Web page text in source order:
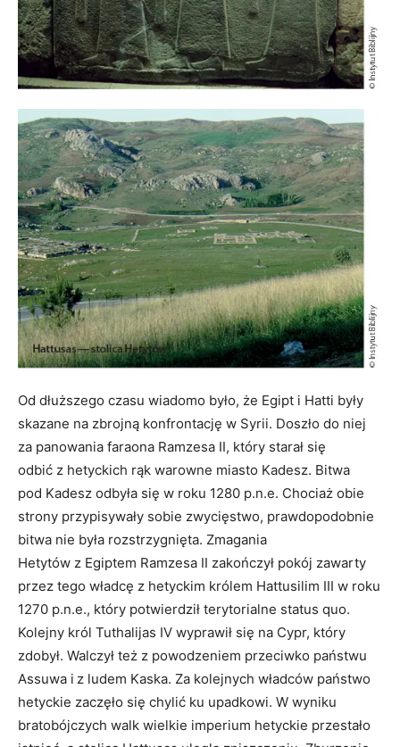
Od dłuższego czasu wiadomo było, że Egipt i Hatti były
skazane na zbrojną konfrontację w Syrii. Doszło do niej
za panowania faraona Ramzesa II, który starał się
odbić z hetyckich rąk warowne miasto Kadesz. Bitwa
pod Kadesz odbyła się w roku 1280 p.n.e. Chociaż obie
strony przypisywały sobie zwycięstwo, prawdopodobnie
bitwa nie była rozstrzygnięta. Zmagania
Hetytów z Egiptem Ramzesa II zakończył pokój zawarty
przez tego władcę z hetyckim królem Hattusilim III w roku
1270 p.n.e., który potwierdził terytorialne status quo.
Kolejny król Tuthalijas IV wyprawił się na Cypr, który
zdobył. Walczył też z powodzeniem przeciwko państwu
Assuwa i z ludem Kaska. Za kolejnych władców państwo
hetyckie zaczęło się chylić ku upadkowi. W wyniku
bratobójczych walk wielkie imperium hetyckie przestało